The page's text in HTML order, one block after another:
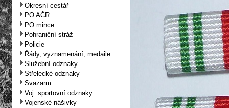
Okresní cestář
PO AČR
PO mince
Pohraniční stráž
Policie
Řády, vyznamenání, medaile
Služební odznaky
Střelecké odznaky
Svazarm
Voj. sportovní odznaky
Vojenské nášivky